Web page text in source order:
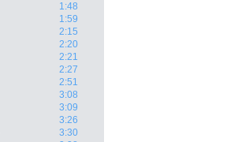
1:48
1:59
2:15
2:20
2:21
2:27
2:51
3:08
3:09
3:26
3:30